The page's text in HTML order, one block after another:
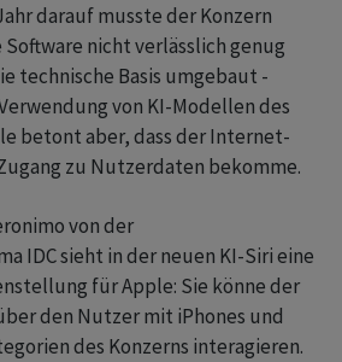
darauf musste der Konzern
nicht verlässlich genug
technische Basis umgebaut -
von KI-Modellen des
betont aber, dass der Internet-
zu Nutzerdaten bekomme.
von der
IDC sieht in der neuen KI-Siri eine
für Apple: Sie könne der
den Nutzer mit iPhones und
des Konzerns interagieren.